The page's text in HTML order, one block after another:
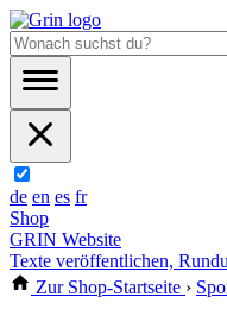
de en es fr
Shop
GRIN Website
Texte veröffentlichen,
Zur Shop-Startseite ›